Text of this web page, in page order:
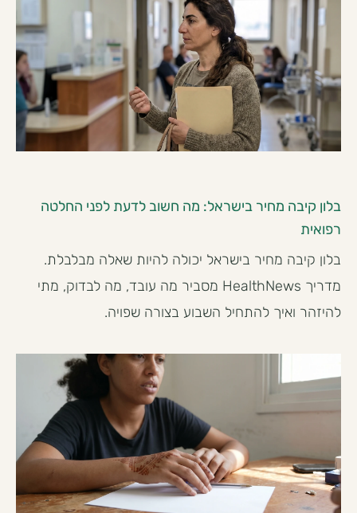
בלון קיבה מחיר בישראל: מה חשוב לדעת לפני החלטה
רפואית
בלון קיבה מחיר בישראל יכולה להיות שאלה מבלבלת.
מדריך HealthNews מסביר מה עובד, מה לבדוק, מתי
להיזהר ואיך להתחיל השבוע בצורה שפויה.